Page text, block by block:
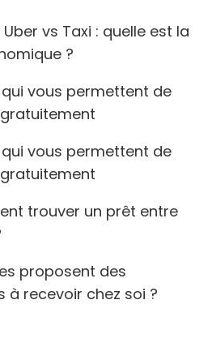
Uber vs Taxi : quelle est la
?
qui vous permettent de
qui vous permettent de
trouver un prêt entre
proposent des
à recevoir chez soi ?